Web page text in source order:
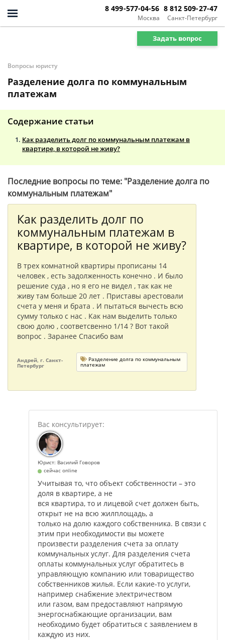
Москва
8 499-577-04-56
Санкт-Петербург
8 812 509-27-47
Задать вопрос
Вопросы юристу
Разделение долга по коммунальным
платежам
Содержание статьи
Как разделить долг по коммунальным платежам в
квартире, в которой не живу?
Последние вопросы по теме: "Разделение долга по
коммунальным платежам"
Как разделить долг по
коммунальным платежам в
квартире, в которой не живу?
В трех комнатной квартиры прописаны 14
человек , есть задолженность конечно . И было
решение суда , но я его не видел , так как не
живу там больше 20 лет . Приставы арестовали
счета у меня и брата . И пытаться вычесть всю
сумму только с нас . Как нам выделить только
свою долю , соответсвенно 1/14 ? Вот такой
вопрос . Заранее Спасибо вам
Андрей, г. Санкт-
Петербург
Разделение долга по коммунальным
платежам
Юрист: Василий Говоров
сейчас online
Учитывая то, что объект собственности – это
доля в квартире, а не
вся квартира, то и лицевой счет должен быть,
открыт не на всю жилплощадь, а
только на долю каждого собственника. В связи с
этим при необходимости вы можете
произвести разделения счета за оплату
коммунальных услуг. Для разделения счета
оплаты коммунальных услуг обратитесь в
управляющую компанию или товарищество
собственников жилья. Если какие-то услуги,
например снабжение электричеством
или газом, вам предоставляют напрямую
энергоснабжающие организации, вам
необходимо будет обратиться с заявлением в
каждую из них.